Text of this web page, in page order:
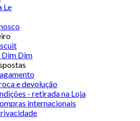
Le
Dim Dim
e devolução
- retirada na Loja
internacionais